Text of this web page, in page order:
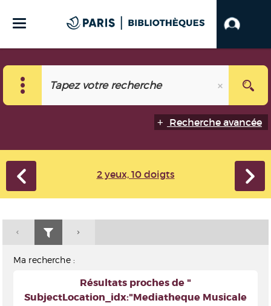
Recherche avancée
2 yeux, 10 doigts
Ma recherche :
Résultats proches de "
SubjectLocation_idx:"Mediatheque Musicale